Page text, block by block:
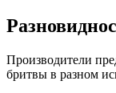
Производители
бритвы в разном